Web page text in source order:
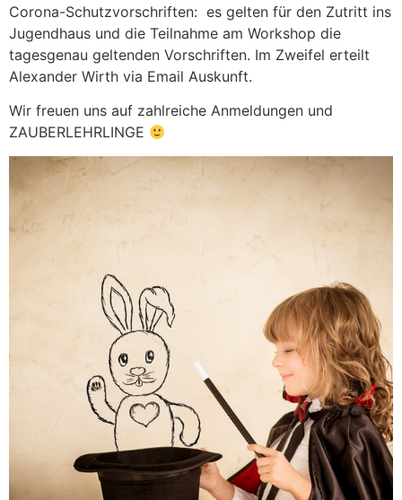
Corona-Schutzvorschriften: es gelten für den Zutritt ins
Jugendhaus und die Teilnahme am Workshop die
tagesgenau geltenden Vorschriften. Im Zweifel erteilt
Alexander Wirth via Email Auskunft.
Wir freuen uns auf zahlreiche Anmeldungen und
ZAUBERLEHRLINGE